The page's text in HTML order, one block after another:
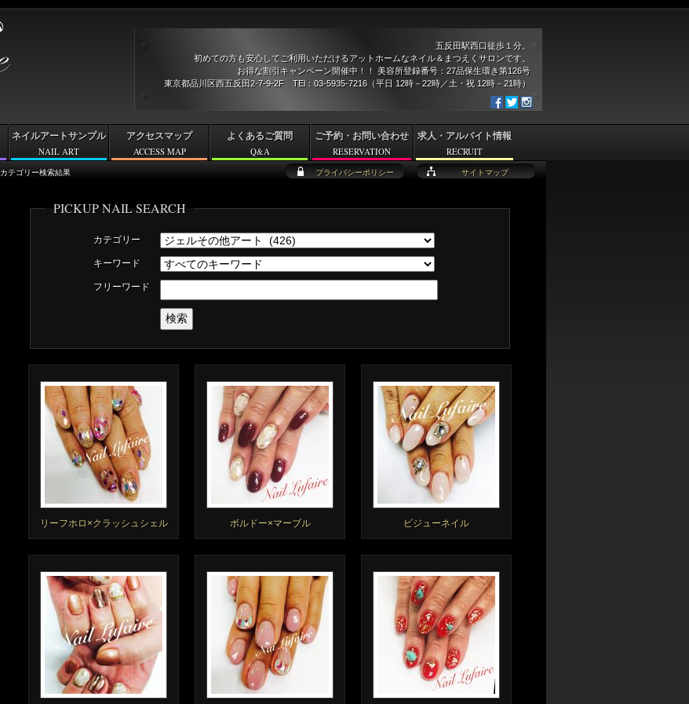
カテゴリー検索結果
PICKUP NAIL SEARCH
カテゴリー
キーワード
フリーワード
リーフホロ×クラッシュシェル ボルドー×マーブル ビジューネイル
プライバシーポリシー サイトマップ
五反田駅西口徒歩１分。
初めての方も安心してご利用いただけるアットホームなネイル＆まつえくサロンです。
お得な割引キャンペーン開催中！！ 美容所登録番号：27品保生環き第126号
東京都品川区西五反田2-7-9-2F TEl：03-5935-7216（平日 12時－22時／土・祝 12時－21時）
ネイルアートサンプル
NAIL ART
アクセスマップ
ACCESS MAP
よくあるご質問
Q&A
ご予約・お問い合わせ
RESERVATION
求人・アルバイト情報
RECRUIT